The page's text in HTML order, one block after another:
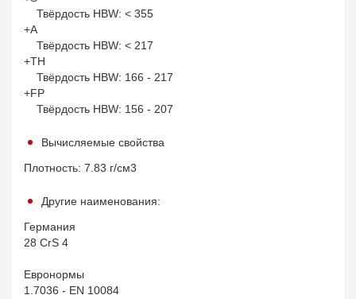
Твёрдость HBW: < 355
+A
Твёрдость HBW: < 217
+TH
Твёрдость HBW: 166 - 217
+FP
Твёрдость HBW: 156 - 207
Вычисляемые свойства
Плотность: 7.83 г/см3
Другие наименования:
Германия
28 CrS 4
Евронормы
1.7036 - EN 10084